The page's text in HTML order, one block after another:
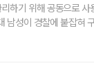
하기 위해 공동으로
남성이 경찰에 붙잡혀